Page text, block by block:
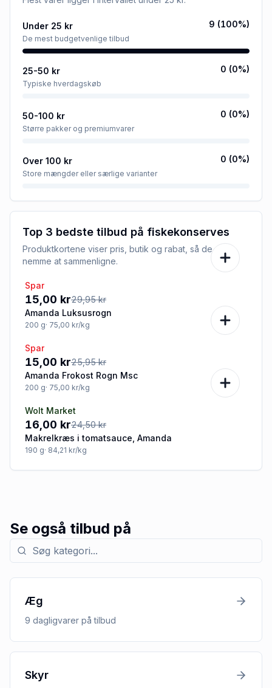
Under 25 kr
De mest budgetvenlige tilbud
9 (100%)
25-50 kr
Typiske hverdagskøb
0 (0%)
50-100 kr
Større pakker og premiumvarer
0 (0%)
Over 100 kr
Store mængder eller særlige varianter
0 (0%)
Top 3 bedste tilbud på fiskekonserves
Produktkortene viser pris, butik og rabat, så de er
nemme at sammenligne.
-50%
Spar
15,00 kr29,95 kr
Amanda Luksusrogn
200 g· 75,00 kr/kg
-42%
Spar
15,00 kr25,95 kr
Amanda Frokost Rogn Msc
200 g· 75,00 kr/kg
-35%
Wolt Market
16,00 kr24,50 kr
Makrelkræs i tomatsauce, Amanda
190 g· 84,21 kr/kg
Se også tilbud på
Søg efter kategori med tilbud
Æg
9 dagligvarer på tilbud
Skyr